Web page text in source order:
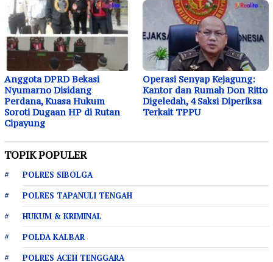
Anggota DPRD Bekasi
Nyumarno Disidang
Perdana, Kuasa Hukum
Soroti Dugaan HP di Rutan
Cipayung
Operasi Senyap Kejagung:
Kantor dan Rumah Don Ritto
Digeledah, 4 Saksi Diperiksa
Terkait TPPU
TOPIK POPULER
POLRES SIBOLGA
POLRES TAPANULI TENGAH
HUKUM & KRIMINAL
POLDA KALBAR
POLRES ACEH TENGGARA